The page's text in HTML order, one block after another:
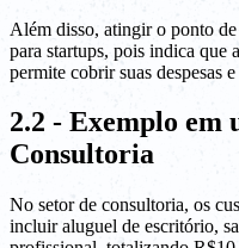
Além disso, atingir o ponto
para startups, pois indica que
permite cobrir suas despesas
2.2 - Exemplo em
Consultoria
No setor de consultoria, os
incluir aluguel de escritório,